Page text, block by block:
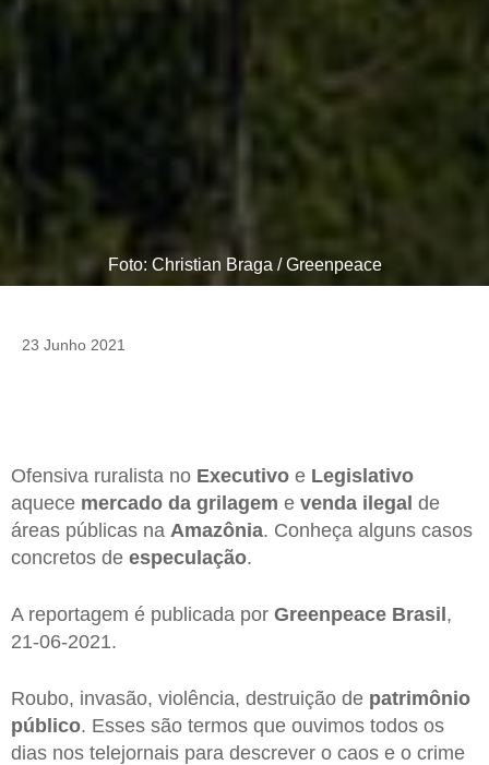
Foto: Christian Braga / Greenpeace
23 Junho 2021
Ofensiva ruralista no Executivo e Legislativo
aquece mercado da grilagem e venda ilegal de
áreas públicas na Amazônia. Conheça alguns casos
concretos de especulação.
A reportagem é publicada por Greenpeace Brasil ,
21-06-2021.
Roubo, invasão, violência, destruição de patrimônio
público. Esses são termos que ouvimos todos os
dias nos telejornais para descrever o caos e o crime